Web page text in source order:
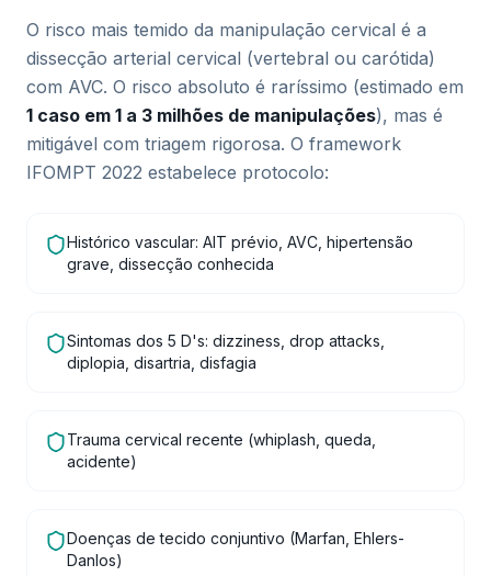
O risco mais temido da manipulação cervical é a
dissecção arterial cervical (vertebral ou carótida)
com AVC. O risco absoluto é raríssimo (estimado em
1 caso em 1 a 3 milhões de manipulações), mas é
mitigável com triagem rigorosa. O framework
IFOMPT 2022 estabelece protocolo:
Histórico vascular: AIT prévio, AVC, hipertensão
grave, dissecção conhecida
Sintomas dos 5 D's: dizziness, drop attacks,
diplopia, disartria, disfagia
Trauma cervical recente (whiplash, queda,
acidente)
Doenças de tecido conjuntivo (Marfan, Ehlers-
Danlos)